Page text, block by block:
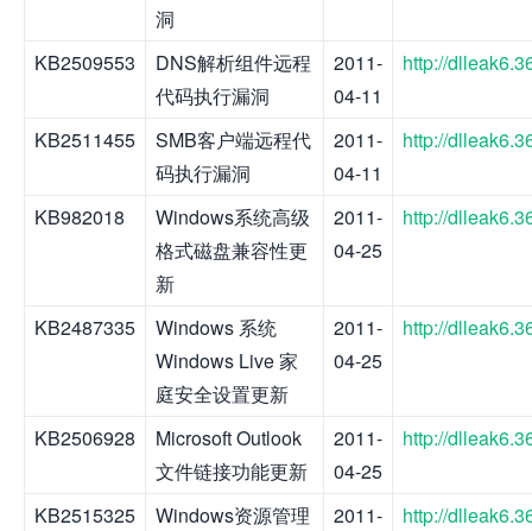
洞
KB2509553
DNS解析组件远程
代码执行漏洞
2011-
04-11
http://
KB2511455
SMB客户端远程代
码执行漏洞
2011-
04-11
http://
KB982018
Windows系统高级
格式磁盘兼容性更
新
2011-
04-25
http://
KB2487335
Windows 系统
Windows Live 家
庭安全设置更新
2011-
04-25
http://
KB2506928
Microsoft Outlook
文件链接功能更新
2011-
04-25
http://
KB2515325
Windows资源管理
2011-
http://